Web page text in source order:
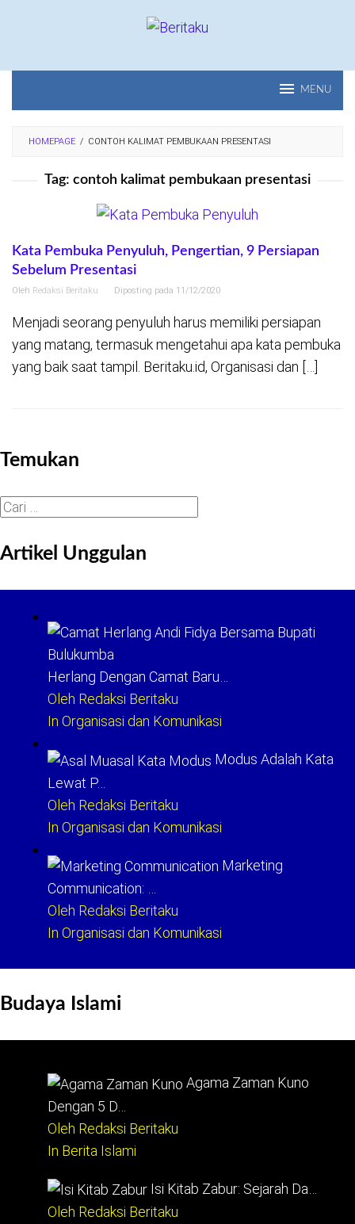
MENU
HOMEPAGE / CONTOH KALIMAT PEMBUKAAN PRESENTASI
Tag: contoh kalimat pembukaan presentasi
Kata Pembuka Penyuluh, Pengertian, 9 Persiapan
Sebelum Presentasi
Oleh Redaksi Beritaku Diposting pada 11/12/2020
Menjadi seorang penyuluh harus memiliki persiapan
yang matang, termasuk mengetahui apa kata pembuka
yang baik saat tampil. Beritaku.id, Organisasi dan […]
Temukan
Cari
Artikel Unggulan
Herlang Dengan Camat Baru…
Oleh Redaksi Beritaku
In Organisasi dan Komunikasi
Modus Adalah Kata
Lewat P…
Oleh Redaksi Beritaku
In Organisasi dan Komunikasi
Marketing
Communication: …
Oleh Redaksi Beritaku
In Organisasi dan Komunikasi
Budaya Islami
Agama Zaman Kuno
Dengan 5 D…
Oleh Redaksi Beritaku
In Berita Islami
Isi Kitab Zabur: Sejarah Da…
Oleh Redaksi Beritaku